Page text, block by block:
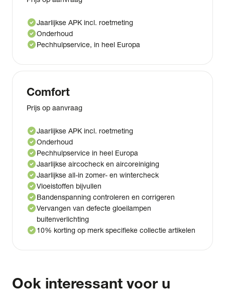
check_circleJaarlijkse APK incl. roetmeting
check_circleOnderhoud
check_circlePechhulpservice, in heel Europa
Comfort
Prijs op aanvraag
check_circleJaarlijkse APK incl. roetmeting
check_circleOnderhoud
check_circlePechhulpservice in heel Europa
check_circleJaarlijkse aircocheck en aircoreiniging
check_circleJaarlijkse all-in zomer- en wintercheck
check_circleVloeistoffen bijvullen
check_circleBandenspanning controleren en corrigeren
check_circleVervangen van defecte gloeilampen
buitenverlichting
check_circle10% korting op merk specifieke collectie artikelen
Ook interessant voor u